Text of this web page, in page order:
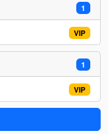
1
VIP
1
VIP